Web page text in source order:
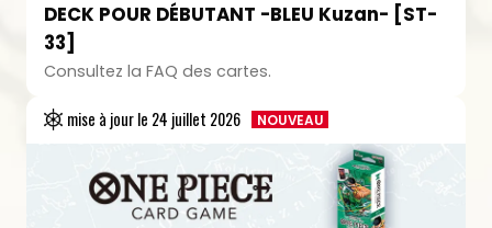
DECK POUR DÉBUTANT -BLEU Kuzan- [ST-
33]
Consultez la FAQ des cartes.
mise à jour le 24 juillet 2026 NOUVEAU